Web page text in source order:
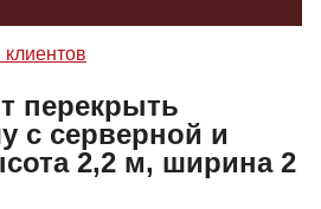
перекрыть
с серверной и
2,2 м, ширина 2